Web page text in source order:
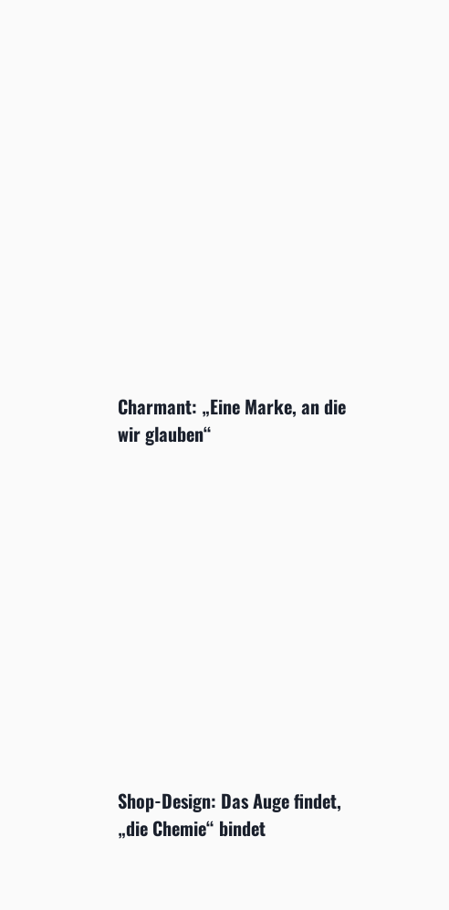
Charmant: „Eine Marke, an die
wir glauben“
Shop-Design: Das Auge findet,
„die Chemie“ bindet